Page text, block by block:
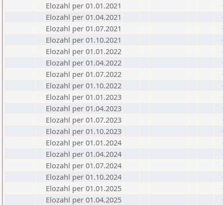
Elozahl per 01.01.2021
Elozahl per 01.04.2021
Elozahl per 01.07.2021
Elozahl per 01.10.2021
Elozahl per 01.01.2022
Elozahl per 01.04.2022
Elozahl per 01.07.2022
Elozahl per 01.10.2022
Elozahl per 01.01.2023
Elozahl per 01.04.2023
Elozahl per 01.07.2023
Elozahl per 01.10.2023
Elozahl per 01.01.2024
Elozahl per 01.04.2024
Elozahl per 01.07.2024
Elozahl per 01.10.2024
Elozahl per 01.01.2025
Elozahl per 01.04.2025